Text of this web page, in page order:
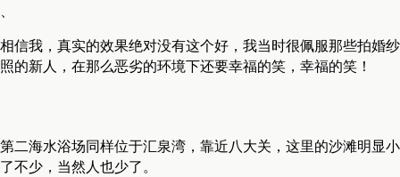
、
相信我，真实的效果绝对没有这个好，我当时很佩服那些拍婚纱
照的新人，在那么恶劣的环境下还要幸福的笑，幸福的笑！
第二海水浴场同样位于汇泉湾，靠近八大关，这里的沙滩明显小
了不少，当然人也少了。